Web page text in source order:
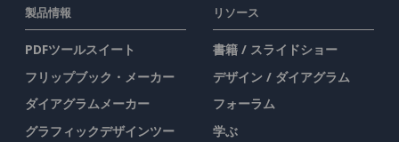
製品情報
PDFツールスイート
フリップブック・メーカー
ダイアグラムメーカー
グラフィックデザインツー
リソース
書籍 / スライドショー
デザイン / ダイアグラム
フォーラム
学ぶ